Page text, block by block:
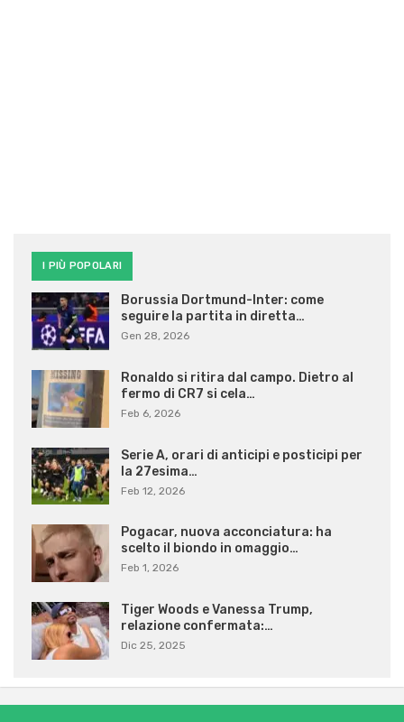
I PIÙ POPOLARI
Borussia Dortmund-Inter: come
seguire la partita in diretta…
Gen 28, 2026
Ronaldo si ritira dal campo. Dietro al
fermo di CR7 si cela…
Feb 6, 2026
Serie A, orari di anticipi e posticipi per
la 27esima…
Feb 12, 2026
Pogacar, nuova acconciatura: ha
scelto il biondo in omaggio…
Feb 1, 2026
Tiger Woods e Vanessa Trump,
relazione confermata:…
Dic 25, 2025